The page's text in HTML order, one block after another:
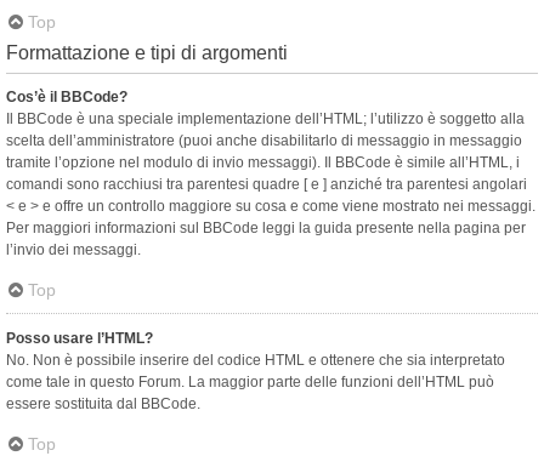
Top
Formattazione e tipi di argomenti
Cos’è il BBCode?
Il BBCode è una speciale implementazione dell’HTML; l’utilizzo è soggetto alla
scelta dell’amministratore (puoi anche disabilitarlo di messaggio in messaggio
tramite l’opzione nel modulo di invio messaggi). Il BBCode è simile all’HTML, i
comandi sono racchiusi tra parentesi quadre [ e ] anziché tra parentesi angolari
< e > e offre un controllo maggiore su cosa e come viene mostrato nei messaggi.
Per maggiori informazioni sul BBCode leggi la guida presente nella pagina per
l’invio dei messaggi.
Top
Posso usare l’HTML?
No. Non è possibile inserire del codice HTML e ottenere che sia interpretato
come tale in questo Forum. La maggior parte delle funzioni dell’HTML può
essere sostituita dal BBCode.
Top